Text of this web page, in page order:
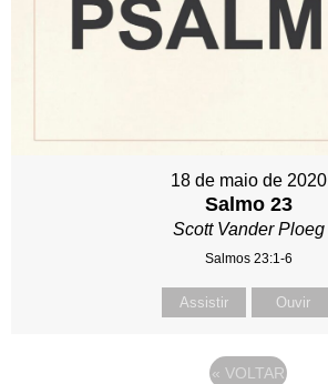
18 de maio de 2020
Salmo 23
Scott Vander Ploeg
Salmos 23:1-6
Assistir Ouvir
« VOLTAR